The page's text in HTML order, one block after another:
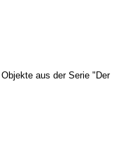
aus der Serie "Der